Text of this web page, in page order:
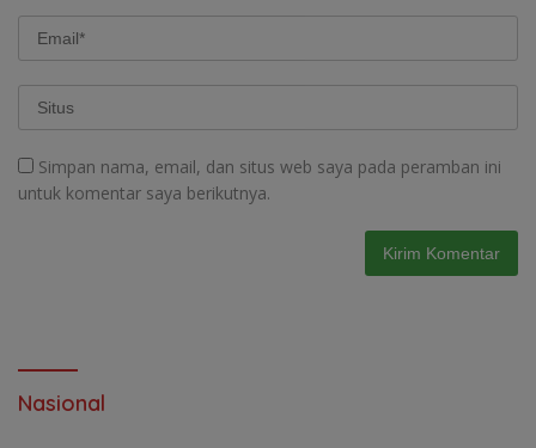
Simpan nama, email, dan situs web saya pada peramban ini
untuk komentar saya berikutnya.
Nasional